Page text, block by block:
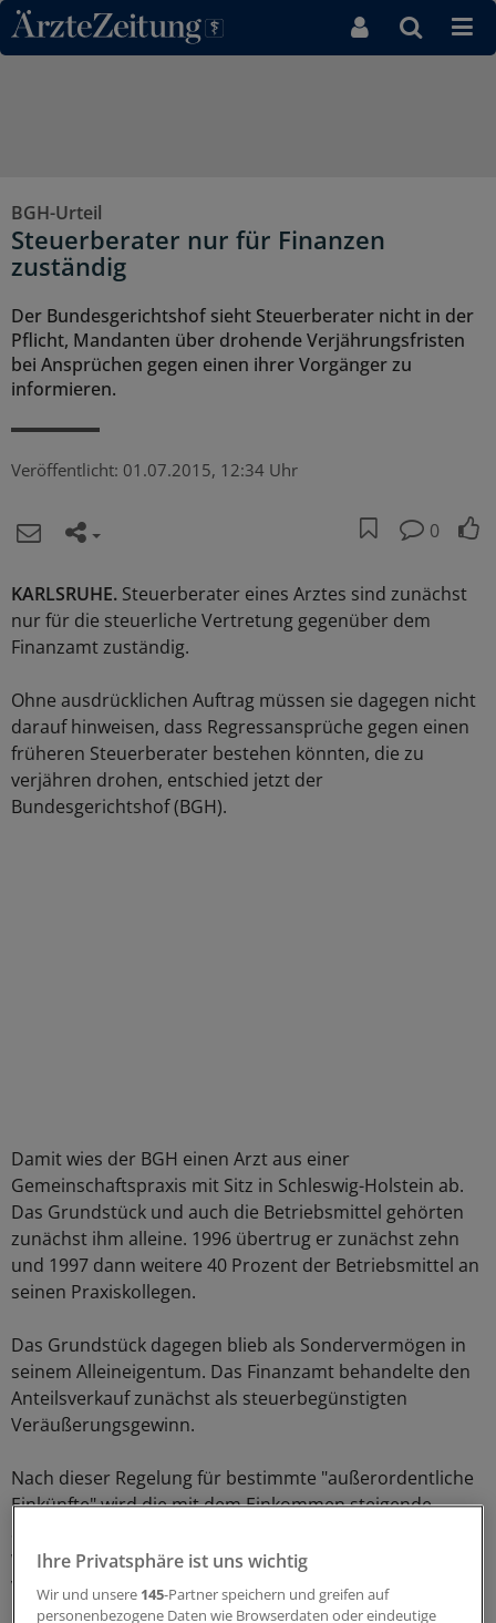
Direkt zum Inhaltsbereich
BGH-Urteil
Steuerberater nur für Finanzen
zuständig
Der Bundesgerichtshof sieht Steuerberater nicht in der
Pflicht, Mandanten über drohende Verjährungsfristen
bei Ansprüchen gegen einen ihrer Vorgänger zu
informieren.
Veröffentlicht: 01.07.2015, 12:34 Uhr
0
KARLSRUHE. Steuerberater eines Arztes sind zunächst
nur für die steuerliche Vertretung gegenüber dem
Finanzamt zuständig.
Ohne ausdrücklichen Auftrag müssen sie dagegen nicht
darauf hinweisen, dass Regressansprüche gegen einen
früheren Steuerberater bestehen könnten, die zu
verjähren drohen, entschied jetzt der
Bundesgerichtshof (BGH).
Damit wies der BGH einen Arzt aus einer
Gemeinschaftspraxis mit Sitz in Schleswig-Holstein ab.
Das Grundstück und auch die Betriebsmittel gehörten
zunächst ihm alleine. 1996 übertrug er zunächst zehn
und 1997 dann weitere 40 Prozent der Betriebsmittel an
seinen Praxiskollegen.
Das Grundstück dagegen blieb als Sondervermögen in
seinem Alleineigentum. Das Finanzamt behandelte den
Anteilsverkauf zunächst als steuerbegünstigten
Veräußerungsgewinn.
Nach dieser Regelung für bestimmte "außerordentliche
Einkünfte" wird die mit dem Einkommen steigende
wird so besteuert, als würde er nicht in einem, sondern
verteilt auf fünf Jahre erzielt.
Ihre Privatsphäre ist uns wichtig
Wir und unsere 145-Partner speichern und greifen auf
personenbezogene Daten wie Browserdaten oder eindeutige